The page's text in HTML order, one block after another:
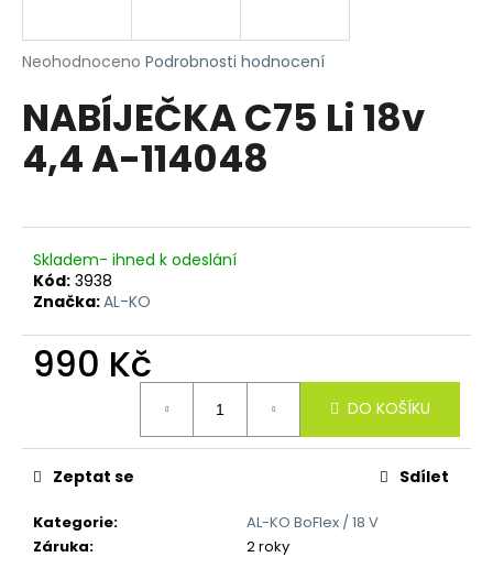
Průměrné
produktu
je
0,0
z
Neohodnoceno Podrobnosti hodnocení
NABÍJEČKA C75 Li 18v
4,4 A-114048
Skladem- ihned k odeslání
Kód: 3938
Značka:AL-KO
990 Kč
DO KOŠÍKU
Kategorie:
AL-KO BoFlex / 18 V
Záruka: 2 roky
Zeptat se Sdílet
j
t
?
HLEDAT
D
o
r
u
u